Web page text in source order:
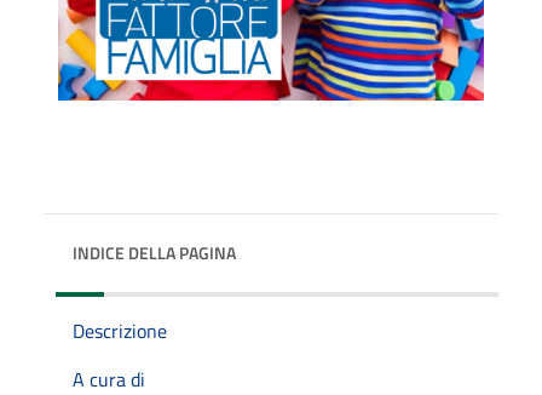
INDICE DELLA PAGINA
Descrizione
A cura di